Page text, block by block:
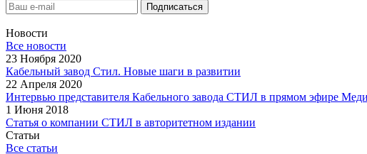
Новости
Все новости
23 Ноября 2020
Кабельный завод Стил. Новые шаги в развитии
22 Апреля 2020
Интервью представителя Кабельного завода СТИЛ в прямом эфире
1 Июня 2018
Статья о компании СТИЛ в авторитетном издании
Статьи
Все статьи